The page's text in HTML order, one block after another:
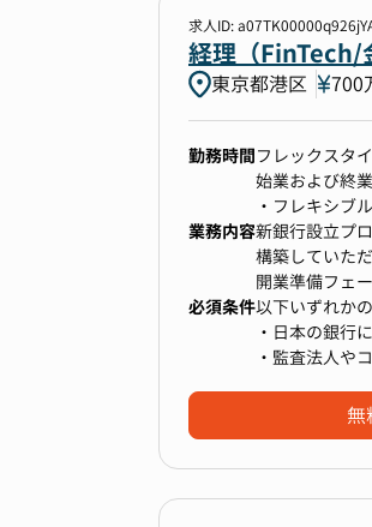
・「経理→経
将来的にも様
※採用者の経験
求人ID:
経理（FinTech/
東京都港区 700
勤務時間フレックスタイム制 ※標準労働
始業および終
・フレキシブ
・コアタイム
※業務の都合に
※所定時間を
業務内容新銀行設立プ
構築していただ
開業準備フェ
◆ 銀行開業に
・当局リクワ
・リスク管
必須条件以下いずれか
・日本の銀行
・監査法人や
無